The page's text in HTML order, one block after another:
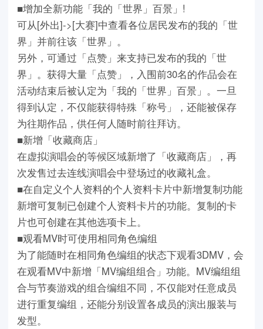
■增加全新功能「我的「世界」百景」!
可从[外出]->[大赛]中查看各位居民发布的我的「世
界」并前往该「世界」。
另外，可通过「点赞」来支持已发布的我的「世
界」。获得大量「点赞」，入围前30名的作品会在
活动结束后被认定为「我的「世界」百景」。一旦
得到认定，不仅能获得特殊「称号」，还能被保存
为往期作品，供任何人随时前往拜访。
■新增「收藏商店」
在虚拟演唱会的等候区域新增了「收藏商店」，再
次发售过去连线演唱会中登场过的收藏礼盒。
■在自定义个人资料的个人资料卡片中新增复制功能
新增可复制已创建个人资料卡片的功能。复制的卡
片也可创建在其他选项卡上。
■观看MV时可使用相同角色编组
为了能随时在相同角色编组的状态下观看3DMV，会
在观看MV中新增「MV编组组合」功能。MV编组组
合与节奏游戏的组合编组不同，不仅能对任意成员
进行重复编组，还能分别设置各成员的演出服装与
发型。